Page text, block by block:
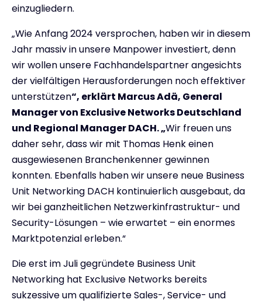
einzugliedern.
„Wie Anfang 2024 versprochen, haben wir in diesem
Jahr massiv in unsere Manpower investiert, denn
wir wollen unsere Fachhandelspartner angesichts
der vielfältigen Herausforderungen noch effektiver
unterstützen“, erklärt Marcus Adä, General
Manager von Exclusive Networks Deutschland
und Regional Manager DACH. „Wir freuen uns
daher sehr, dass wir mit Thomas Henk einen
ausgewiesenen Branchenkenner gewinnen
konnten. Ebenfalls haben wir unsere neue Business
Unit Networking DACH kontinuierlich ausgebaut, da
wir bei ganzheitlichen Netzwerkinfrastruktur- und
Security-Lösungen – wie erwartet – ein enormes
Marktpotenzial erleben.“
Die erst im Juli gegründete Business Unit
Networking hat Exclusive Networks bereits
sukzessive um qualifizierte Sales-, Service- und